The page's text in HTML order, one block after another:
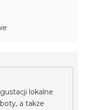
lokalne
a także